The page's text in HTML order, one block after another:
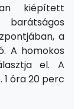
kiépített
a
A homokos
el. A
óra 20 perc